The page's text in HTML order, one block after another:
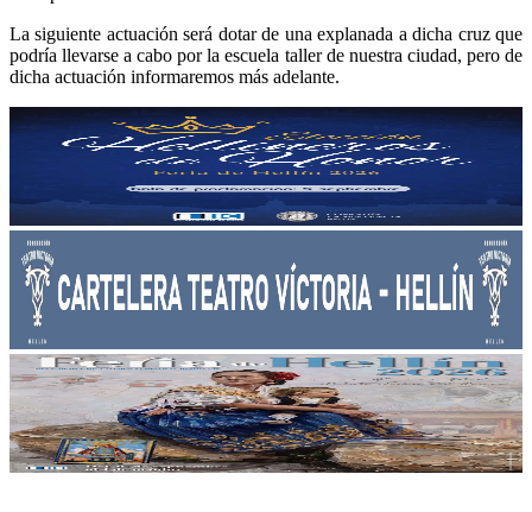
La siguiente actuación será dotar de una explanada a dicha cruz que
podría llevarse a cabo por la escuela taller de nuestra ciudad, pero de
dicha actuación informaremos más adelante.